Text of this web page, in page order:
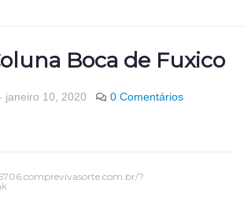
Boca de Fuxico
janeiro 10, 2020 0 Comentários
?